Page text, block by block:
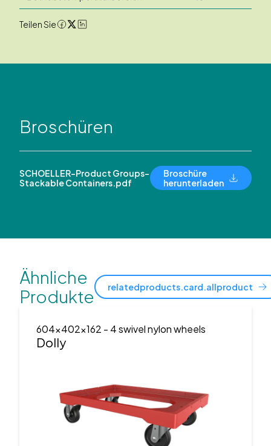
Teilen Sie
Broschüren
SCHOELLER-Product Groups-
Stackable Containers.pdf
Broschüre
herunterladen
Ähnliche
Produkte
relatedproducts.card.allproduct
604x402x162 - 4 swivel nylon wheels
Dolly